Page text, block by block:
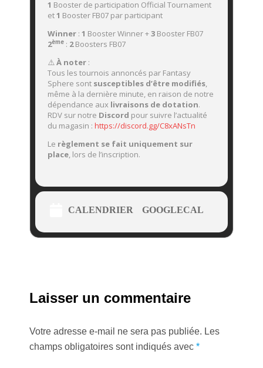
1 Booster de participation Official Tournament
et1 Booster FB07 par participant
Winner : 1 Booster Winner +3 Booster FB07
2ème : 2Boosters FB07
⚠️À noter :
Tous les tournois annoncés par Fantasy
Sphere sont susceptibles d’être modifiés,
même à la dernière minute, en raison de notre
dépendance aux livraisons de dotation.
RDV sur notre Discord pour suivre l’actualité
du magasin : https://discord.gg/C8xANsTn
Le règlement se fait uniquement sur
place, lors de l’inscription.
CALENDRIER GOOGLECAL
Laisser un commentaire
Votre adresse e-mail ne sera pas publiée. Les
champs obligatoires sont indiqués avec *